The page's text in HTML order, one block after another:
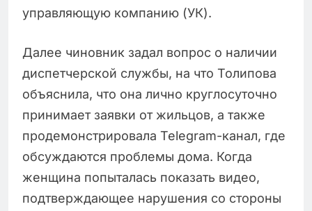
управляющую компанию (УК).
Далее чиновник задал вопрос о наличии
диспетчерской службы, на что Толипова
объяснила, что она лично круглосуточно
принимает заявки от жильцов, а также
продемонстрировала Telegram-канал, где
обсуждаются проблемы дома. Когда
женщина попыталась показать видео,
подтверждающее нарушения со стороны